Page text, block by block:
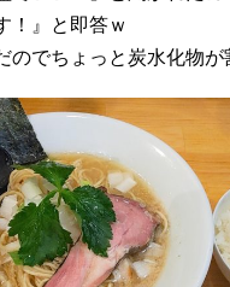
！』と即答ｗ
のでちょっと炭水化物が